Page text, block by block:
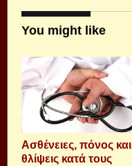
You might like
Aσθένειες, πόνος και
θλίψεις κατά τους